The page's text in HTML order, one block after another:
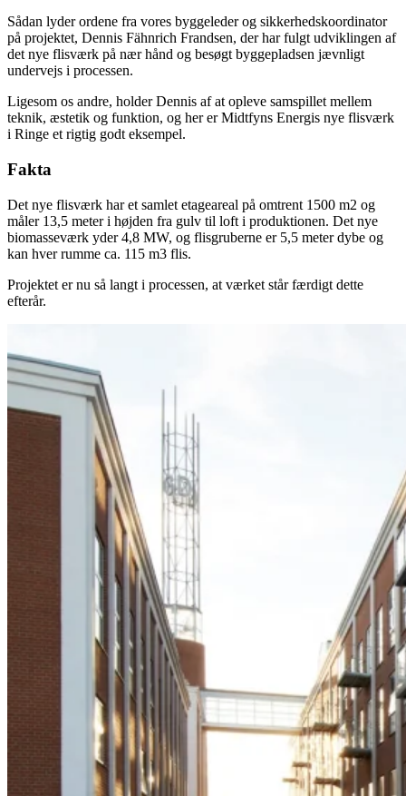
Sådan lyder ordene fra vores byggeleder og sikkerhedskoordinator
på projektet, Dennis Fähnrich Frandsen, der har fulgt udviklingen af
det nye flisværk på nær hånd og besøgt byggepladsen jævnligt
undervejs i processen.
Ligesom os andre, holder Dennis af at opleve samspillet mellem
teknik, æstetik og funktion, og her er Midtfyns Energis nye flisværk
i Ringe et rigtig godt eksempel.
Fakta
Det nye flisværk har et samlet etageareal på omtrent 1500 m2 og
måler 13,5 meter i højden fra gulv til loft i produktionen. Det nye
biomasseværk yder 4,8 MW, og flisgruberne er 5,5 meter dybe og
kan hver rumme ca. 115 m3 flis.
Projektet er nu så langt i processen, at værket står færdigt dette
efterår.